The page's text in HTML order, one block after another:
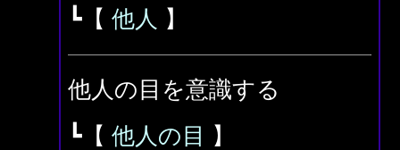
┗【 他人 】
他人の目を意識する
┗【 他人の目 】